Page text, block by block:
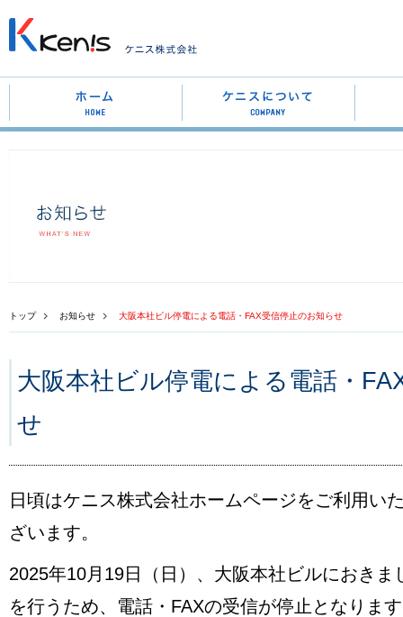
トップ お知らせ 大阪本社ビル停電による電話・FAX受信停止のお知らせ
大阪本社ビル停電による電話・
せ
日頃はケニス株式会社ホームページをご利用い
ざいます。
2025年10月19日（日）、大阪本社ビルにおき
を行うため、電話・FAXの受信が停止となりま